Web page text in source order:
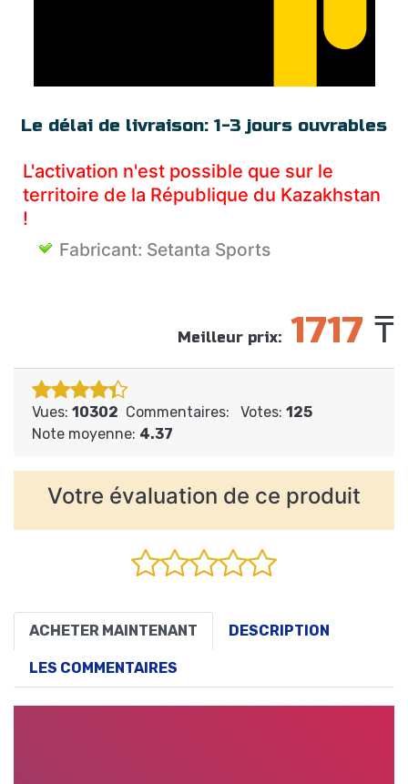
Le délai de livraison: 1-3 jours ouvrables
L'activation n'est possible que sur le
territoire de la République du Kazakhstan
!
Fabricant: Setanta Sports
Meilleur prix: 1717 ₸
Vues: 10302 Commentaires: Votes: 125
Note moyenne: 4.37
Votre évaluation de ce produit
ACHETER MAINTENANT DESCRIPTION
LES COMMENTAIRES